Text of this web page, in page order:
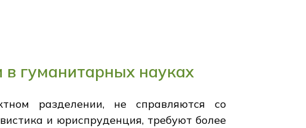
в гуманитарных науках
разделении, не справляются со
и юриспруденция, требуют более